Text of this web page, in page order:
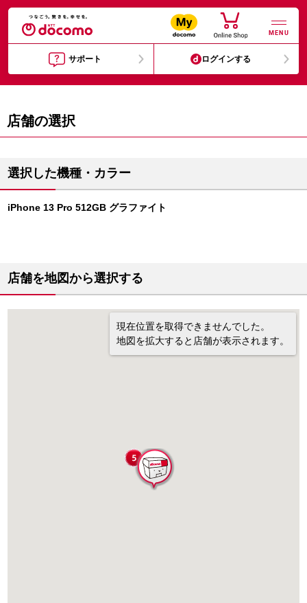
MENU
サポート ログインする
店舗の選択
選択した機種・カラー
iPhone 13 Pro 512GB グラファイト
店舗を地図から選択する
現在位置を取得できませんでした。
地図を拡大すると店舗が表示されます。